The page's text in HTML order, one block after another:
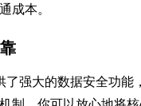
成本。
强大的数据安全功能